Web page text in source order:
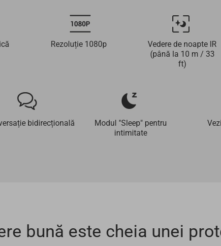
Rezoluție 1080p
Vedere de noapte IR
(până la 10 m / 33
ft)
bidirecțională
Modul "Sleep" pentru
intimitate
bună este cheia unei